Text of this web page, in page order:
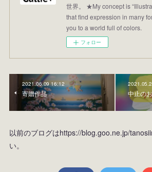
世界。 ★My concept is
that find expression in many
you to a world full of colors.
フォロー
2021.06.09 16:12
寄贈作品 中止の
以前のブログはhttps://blog.goo.ne.jp/
い。